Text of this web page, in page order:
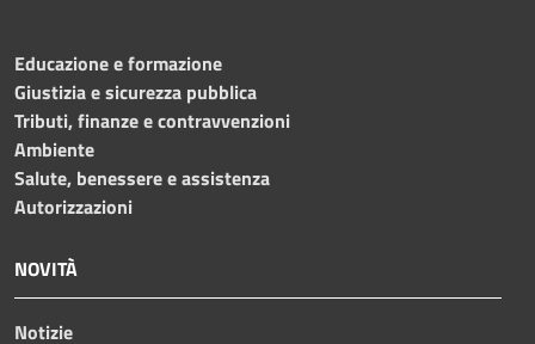
Educazione e formazione
Giustizia e sicurezza pubblica
Tributi, finanze e contravvenzioni
Ambiente
Salute, benessere e assistenza
Autorizzazioni
NOVITÀ
Notizie